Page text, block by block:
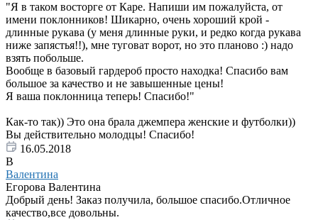
"Я в таком восторге от Каре. Напиши им пожалуйста, от
имени поклонников! Шикарно, очень хороший крой -
длинные рукава (у меня длинные руки, и редко когда рукава
ниже запястья!!), мне туговат ворот, но это планово :) надо
взять побольше.
Вообще в базовый гардероб просто находка! Спасибо вам
большое за качество и не завышенные цены!
Я ваша поклонница теперь! Спасибо!"
Как-то так)) Это она брала джемпера женские и футболки))
Вы действительно молодцы! Спасибо!
16.05.2018
В
Валентина
Егорова Валентина
Добрый день! Заказ получила, большое спасибо.Отличное
качество,все довольны.